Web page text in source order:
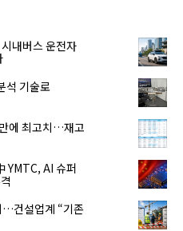
내버스 운전자
석 기술로
에 최고치…재고
YMTC, AI 슈퍼
…건설업계 “기존